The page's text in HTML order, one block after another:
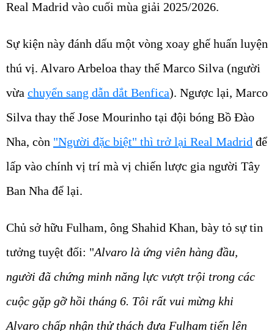
Real Madrid vào cuối mùa giải 2025/2026.
Sự kiện này đánh dấu một vòng xoay ghế huấn luyện
thú vị. Alvaro Arbeloa thay thế Marco Silva (người
vừa chuyển sang dẫn dắt Benfica). Ngược lại, Marco
Silva thay thế Jose Mourinho tại đội bóng Bồ Đào
Nha, còn "Người đặc biệt" thì trở lại Real Madrid để
lấp vào chính vị trí mà vị chiến lược gia người Tây
Ban Nha để lại.
Chủ sở hữu Fulham, ông Shahid Khan, bày tỏ sự tin
tưởng tuyệt đối: "Alvaro là ứng viên hàng đầu,
người đã chứng minh năng lực vượt trội trong các
cuộc gặp gỡ hồi tháng 6. Tôi rất vui mừng khi
Alvaro chấp nhận thử thách đưa Fulham tiến lên